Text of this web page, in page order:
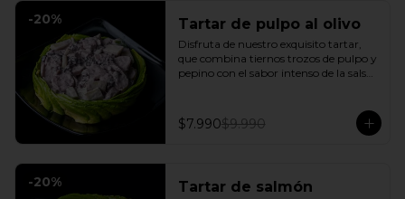
-20% Tartar de pulpo al olivo
Disfruta de nuestro exquisito tartar,
que combina tiernos trozos de pulpo y
pepino con el sabor intenso de la salsa
experiencia única de sabor y textura.
$7.990$9.990
-20%
Tartar de salmón